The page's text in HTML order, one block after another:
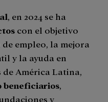
, en 2024 se ha
con el objetivo
empleo, la mejora
y la ayuda en
de América Latina,
beneficiarios
y